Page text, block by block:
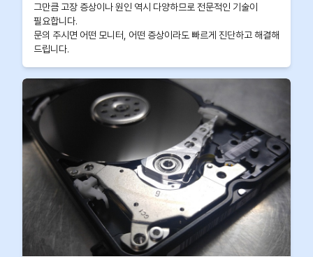
그만큼 고장 증상이나 원인 역시 다양하므로 전문적인 기술이
필요합니다.
문의 주시면 어떤 모니터, 어떤 증상이라도 빠르게 진단하고 해결해
드립니다.